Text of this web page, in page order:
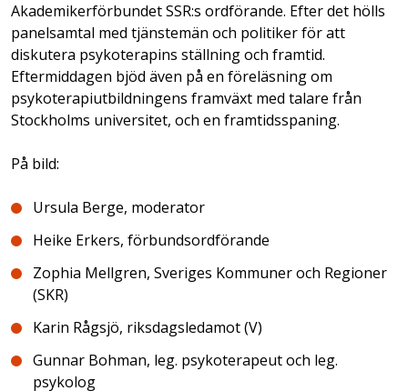
Akademikerförbundet SSR:s ordförande. Efter det hölls
panelsamtal med tjänstemän och politiker för att
diskutera psykoterapins ställning och framtid.
Eftermiddagen bjöd även på en föreläsning om
psykoterapiutbildningens framväxt med talare från
Stockholms universitet, och en framtidsspaning.
På bild:
Ursula Berge, moderator
Heike Erkers, förbundsordförande
Zophia Mellgren, Sveriges Kommuner och Regioner
(SKR)
Karin Rågsjö, riksdagsledamot (V)
Gunnar Bohman, leg. psykoterapeut och leg.
psykolog